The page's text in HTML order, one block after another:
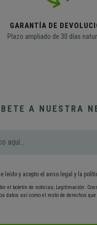
GARANTÍA DE
Plazo ampliado de 30 días
A NUESTRA
leído y acepto el aviso legal y la
el boletín de noticias; Legitimación:
datos así como el resto de derechos